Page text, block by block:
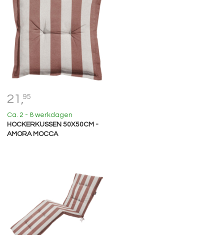
21,95
Ca. 2 - 8 werkdagen
HOCKERKUSSEN 50X50CM -
AMORA MOCCA